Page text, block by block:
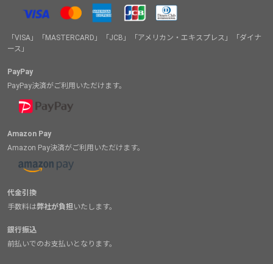
「VISA」「MASTERCARD」「JCB」「アメリカン・エキスプレス」「ダイナ
ース」
PayPay
PayPay決済がご利用いただけます。
Amazon Pay
Amazon Pay決済がご利用いただけます。
代金引換
手数料は弊社が負担いたします。
銀行振込
前払いでのお支払いとなります。